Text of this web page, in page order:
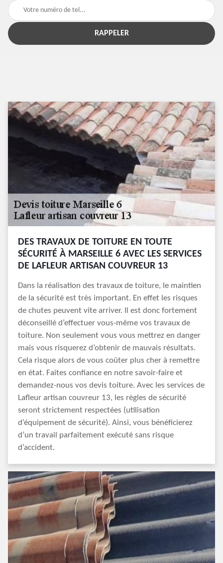
DES TRAVAUX DE TOITURE EN TOUTE
SÉCURITÉ À MARSEILLE 6 AVEC LES SERVICES
DE LAFLEUR ARTISAN COUVREUR 13
Dans la réalisation des travaux de toiture, le maintien
de la sécurité est très important. En effet les risques
de chutes peuvent vite arriver. Il est donc fortement
déconseillé d’effectuer vous-même vos travaux de
toiture. Non seulement vous vous mettrez en danger
mais vous risquerez d’obtenir de mauvais résultats.
Cela risque alors de vous coûter plus cher à remettre
en état. Faites confiance en notre savoir-faire et
demandez-nous vos devis toiture. Avec les services de
Lafleur artisan couvreur 13, les règles de sécurité
seront strictement respectées (utilisation
d’équipement de sécurité). Ainsi, vous bénéficierez
d’un travail parfaitement exécuté sans risque
d’accident.